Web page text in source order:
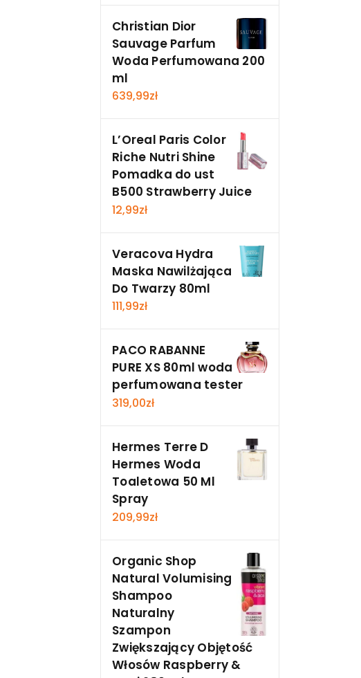
Christian Dior
Sauvage Parfum
Woda Perfumowana 200
ml
639,99zł
L’Oreal Paris Color
Riche Nutri Shine
Pomadka do ust
B500 Strawberry Juice
12,99zł
Veracova Hydra
Maska Nawilżająca
Do Twarzy 80ml
111,99zł
PACO RABANNE
PURE XS 80ml woda
perfumowana tester
319,00zł
Hermes Terre D
Hermes Woda
Toaletowa 50 Ml
Spray
209,99zł
Organic Shop
Natural Volumising
Shampoo
Naturalny
Szampon
Zwiększający Objętość
Włosów Raspberry &